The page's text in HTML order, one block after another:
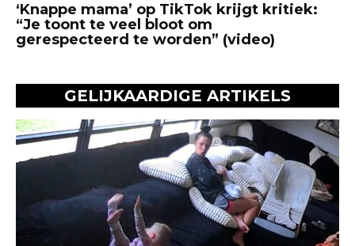
‘Knappe mama’ op TikTok krijgt kritiek:
“Je toont te veel bloot om
gerespecteerd te worden” (video)
GELIJKAARDIGE ARTIKELS